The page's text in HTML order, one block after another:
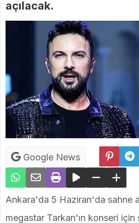
açılacak.
Google News
Ankara'da 5 Haziran'da sahne
megastar Tarkan'ın konseri için